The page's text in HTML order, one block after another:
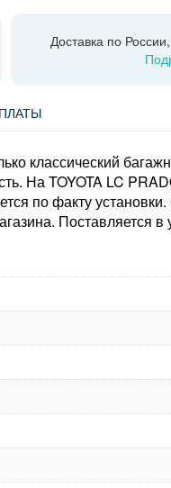
Доставка по
классический
На TOYOTA LC
по факту
Поставляется